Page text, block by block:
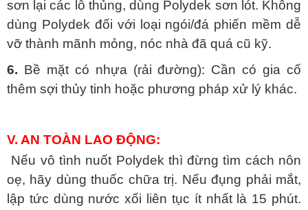
sơn lại các lỗ thủng, dùng Polydek sơn lót. Không
dùng Polydek đối với loại ngói/đá phiến mềm dễ
vỡ thành mãnh mỏng, nóc nhà đã quá cũ kỹ.
6. Bề mặt có nhựa (rải đường): Cần có gia cố
thêm sợi thủy tinh hoặc phương pháp xử lý khác.
V. AN TOÀN LAO ĐỘNG:
Nếu vô tình nuốt Polydek thì đừng tìm cách nôn
oẹ, hãy dùng thuốc chữa trị. Nếu đụng phải mắt,
lập tức dùng nước xối liên tục ít nhất là 15 phút.